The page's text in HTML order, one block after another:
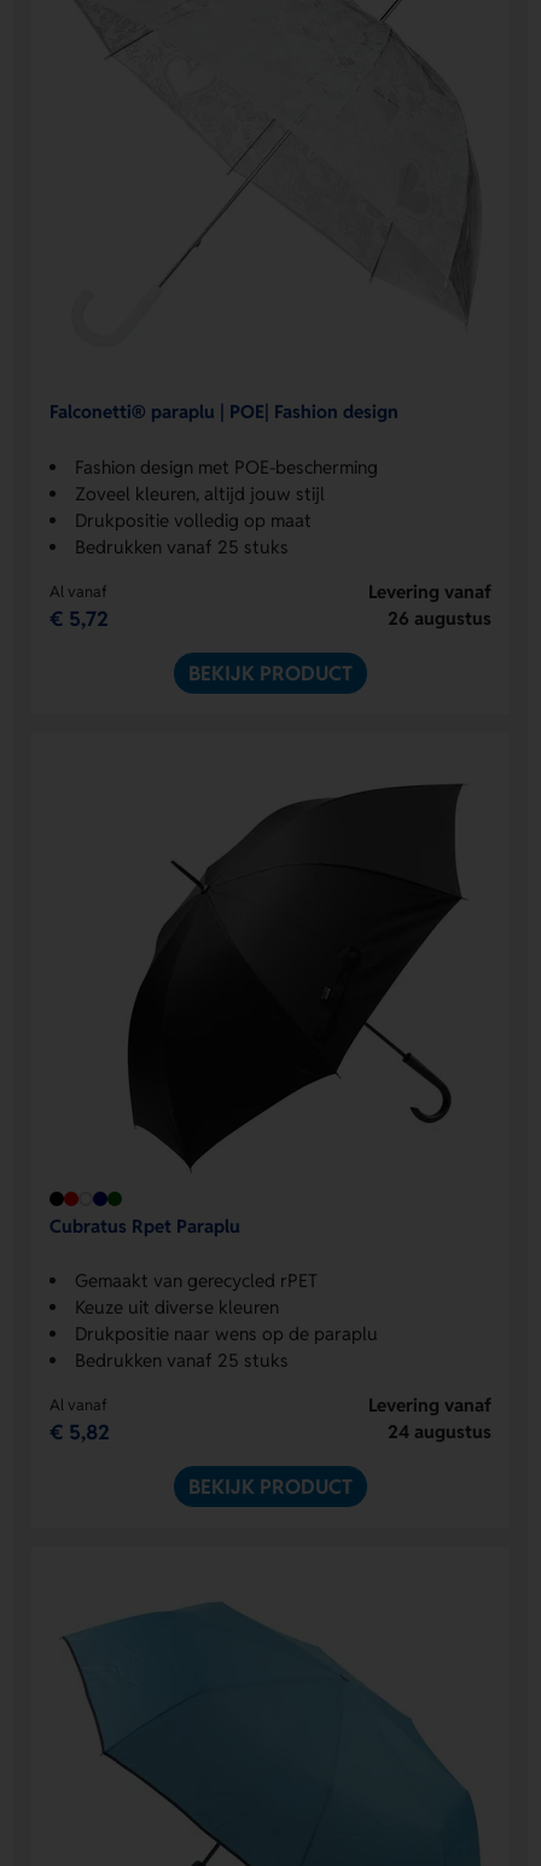
Falconetti® paraplu | POE| Fashion design
Fashion design met POE-bescherming
Zoveel kleuren, altijd jouw stijl
Drukpositie volledig op maat
Bedrukken vanaf 25 stuks
Al vanaf
€ 5,72
Levering vanaf
26 augustus
BEKIJK PRODUCT
Cubratus Rpet Paraplu
Gemaakt van gerecycled rPET
Keuze uit diverse kleuren
Drukpositie naar wens op de paraplu
Bedrukken vanaf 25 stuks
Al vanaf
€ 5,82
Levering vanaf
24 augustus
BEKIJK PRODUCT